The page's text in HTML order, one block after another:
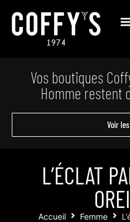
Vos boutiques
Homme restent
Voir
L’ÉCLAT
Accueil Femme